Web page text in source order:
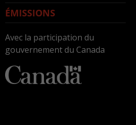
ÉMISSIONS
Avec la participation du
gouvernement du Canada